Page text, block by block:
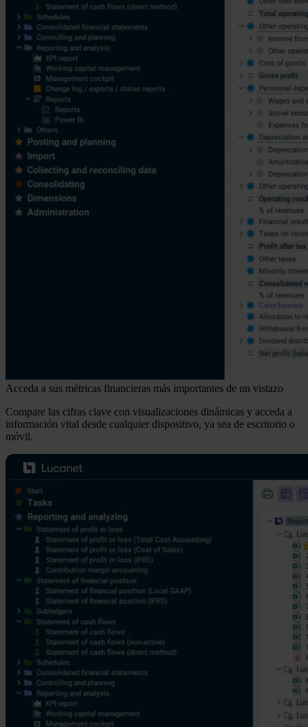
Acceda a sus métricas financieras más importantes de un vistazo
Compare las cifras clave con visualizaciones dinámicas y acceda a
información vital desde cualquier dispositivo, ya sea de escritorio o
móvil.